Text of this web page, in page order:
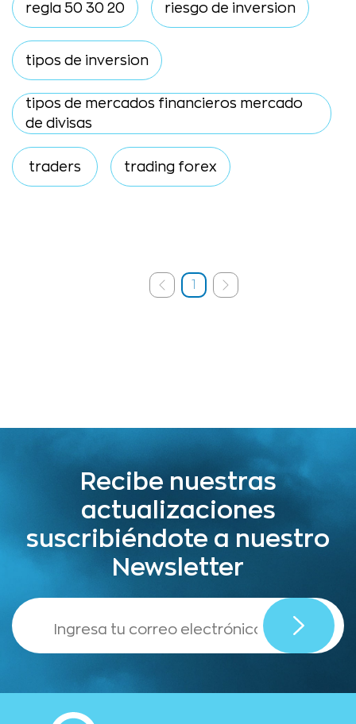
regla 50 30 20 riesgo de inversion
tipos de inversion
tipos de mercados financieros mercado
de divisas
traders trading forex
1
Recibe nuestras
actualizaciones
suscribiéndote a nuestro
Newsletter
,